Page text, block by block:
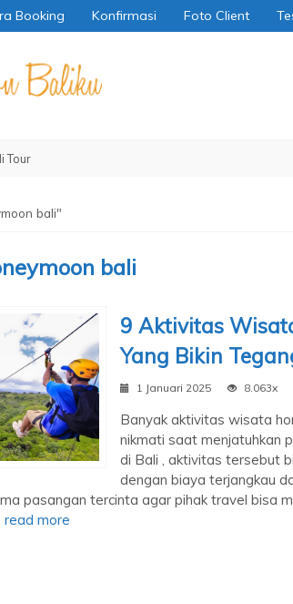
Booking Konfirmasi Foto Client
bali"
bali
9 Aktivitas
Yang Bikin
1 Januari 2025 8.063x
Banyak aktivitas wisata
nikmati saat menjatuhkan
di Bali , aktivitas tersebut
dengan biaya terjangkau
pasangan tercinta agar pihak travel bisa
read more